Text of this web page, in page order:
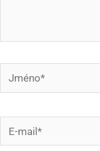
Jméno*
mail*